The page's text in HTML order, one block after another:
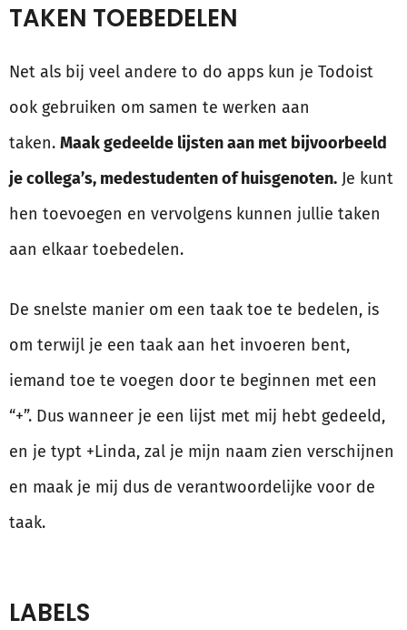
TAKEN TOEBEDELEN
Net als bij veel andere to do apps kun je Todoist
ook gebruiken om samen te werken aan
taken. Maak gedeelde lijsten aan met bijvoorbeeld
je collega’s, medestudenten of huisgenoten. Je kunt
hen toevoegen en vervolgens kunnen jullie taken
aan elkaar toebedelen.
De snelste manier om een taak toe te bedelen, is
om terwijl je een taak aan het invoeren bent,
iemand toe te voegen door te beginnen met een
“+”. Dus wanneer je een lijst met mij hebt gedeeld,
en je typt +Linda, zal je mijn naam zien verschijnen
en maak je mij dus de verantwoordelijke voor de
taak.
LABELS